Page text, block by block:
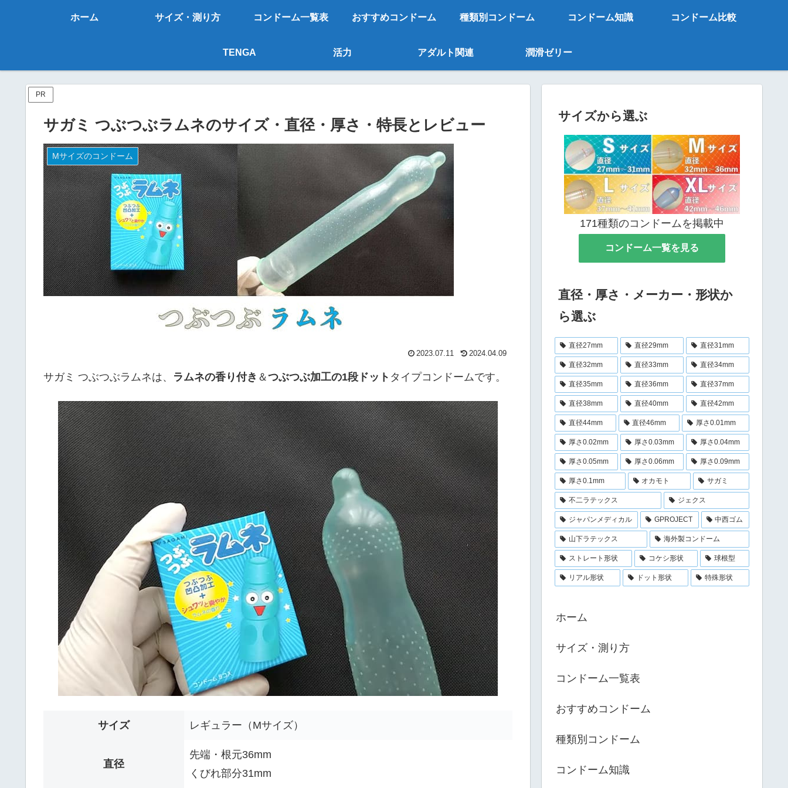
ホーム サイズ・測り方 コンドーム一覧表 おすすめコンドーム 種類別コンドーム コンドーム知識 コンドーム比較
TENGA 活力 アダルト関連 潤滑ゼリー
PR
サガミ つぶつぶラムネのサイズ・直径・厚さ・特長とレビュー
Mサイズのコンドーム
2023.07.11 2024.04.09
サガミ つぶつぶラムネは、 ラムネの香り付き ＆つぶつぶ加工の1段ドット タイプコンドームです。
サイズ レギュラー（Mサイズ）
直径
先端・根元36mm
くびれ部分31mm
サイズから選ぶ
171種類のコンドームを掲載中
コンドーム一覧を見る
直径・厚さ・メーカー・形状か
ら選ぶ
直径27mm 直径29mm 直径31mm
直径32mm 直径33mm 直径34mm
直径35mm 直径36mm 直径37mm
直径38mm 直径40mm 直径42mm
直径44mm 直径46mm 厚さ0.01mm
厚さ0.02mm 厚さ0.03mm 厚さ0.04mm
厚さ0.05mm 厚さ0.06mm 厚さ0.09mm
厚さ0.1mm オカモト サガミ
不二ラテックス ジェクス
ジャパンメディカル GPROJECT 中西ゴム
山下ラテックス 海外製コンドーム
ストレート形状 コケシ形状 球根型
リアル形状 ドット形状 特殊形状
ホーム
サイズ・測り方
コンドーム一覧表
おすすめコンドーム
種類別コンドーム
コンドーム知識